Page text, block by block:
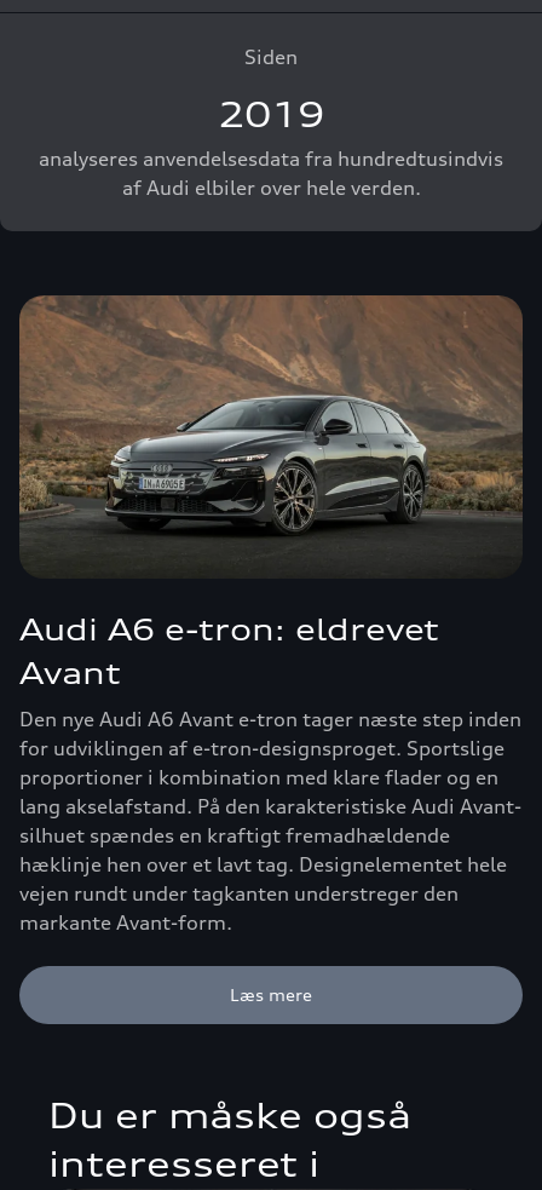
Siden
2019
analyseres anvendelsesdata fra hundredtusindvis
af Audi elbiler over hele verden.
Audi A6 e-tron: eldrevet
Avant
Den nye Audi A6 Avant e-tron tager næste step inden
for udviklingen af e-tron-designsproget. Sportslige
proportioner i kombination med klare flader og en
lang akselafstand. På den karakteristiske Audi Avant-
silhuet spændes en kraftigt fremadhældende
hæklinje hen over et lavt tag. Designelementet hele
vejen rundt under tagkanten understreger den
markante Avant-form.
Læs mere
Du er måske også
interesseret i